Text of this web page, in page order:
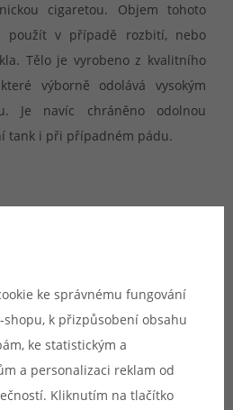
cigaretou. Objem tohoto
v případě rozbití, nebo
Tělo je vyrobeno z kvalitního
výborně odolává vysokým
Je navíc chráněno odolnou
tank i při případném pádu.
(pyrex)
ke správnému fungování
k přizpůsobení obsahu
ke statistickým a
a personalizaci reklam od
Kliknutím na tlačítko